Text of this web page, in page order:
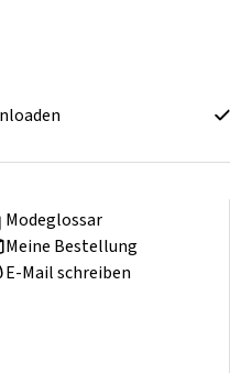
Modeglossar
Meine Bestellung
E-Mail schreiben